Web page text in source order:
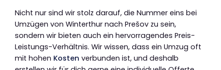
Nicht nur sind wir stolz darauf, die Nummer eins bei
Umzügen von Winterthur nach Prešov zu sein,
sondern wir bieten auch ein hervorragendes Preis-
Leistungs-Verhältnis. Wir wissen, dass ein Umzug oft
mit hohen Kosten verbunden ist, und deshalb